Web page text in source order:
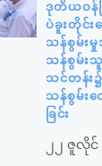
ဒုတိယဝန်
ပဲခူးတိုင်
သန်စွမ်း
သန်စွမ်းသူ
သင်တန်း၌
သန်စွမ်းထ
ခြင်း
၂၂ ဇူလိုင်